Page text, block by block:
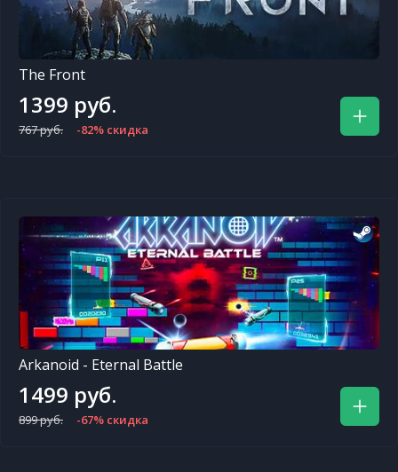
The Front
1399 руб.
767 руб. -82% скидка
Arkanoid - Eternal Battle
1499 руб.
899 руб. -67% скидка